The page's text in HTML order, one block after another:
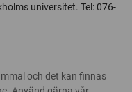
universitet. Tel: 076-
och det kan finnas